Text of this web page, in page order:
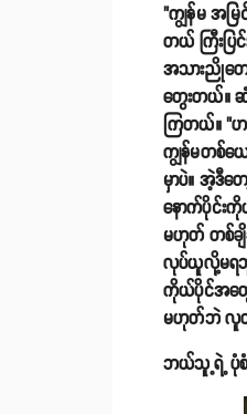
"ကျွန်မ အ
တယ် ကြီးပ
အသားညိုတေ
တွေးတယ်။
ကြတယ်။ "ဟ
ကျွန်မတစ်ယ
မှာပဲ။ အဲ့ဒီ
နောက်ပိုင်
မဟုတ် တစ်ခ
လုပ်ယူလို့မရ
ကိုယ်ပိုင်အတွေ
မဟုတ်ဘဲ လူတို
ဘယ်သူ့ရဲ့ ပုံစံ